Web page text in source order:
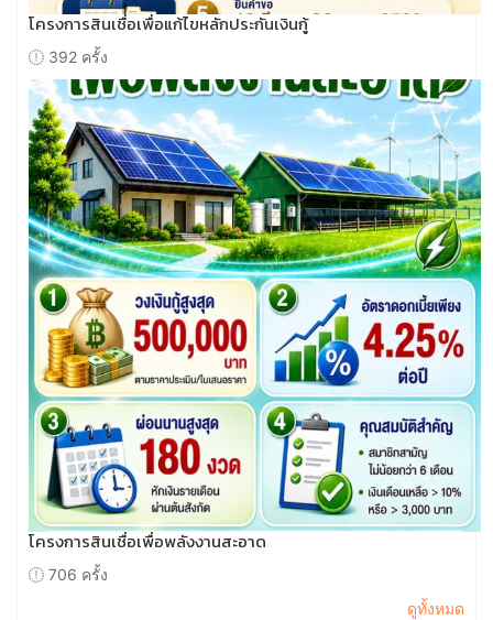
โครงการสินเชื่อเพื่อแก้ไขหลักประกันเงินกู้
392 ครั้ง
โครงการสินเชื่อเพื่อพลังงานสะอาด
706 ครั้ง
ดูทั้งหมด